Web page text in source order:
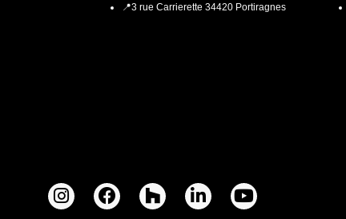
📍3 rue Carrierette 34420 Portiragnes